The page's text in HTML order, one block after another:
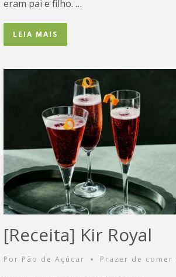
eram pai e filho. …
LEIA MAIS
[Receita] Kir Royal
Por Pão de Açúcar • Prazer de comer